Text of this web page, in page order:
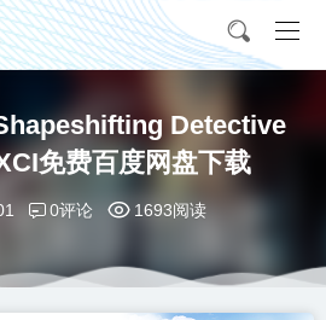
Detective
免费百度网盘下载
0评论 1693阅读